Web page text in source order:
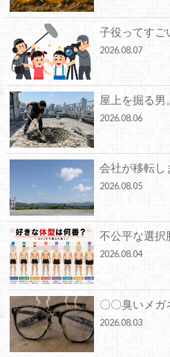
子役ってすご
2026.08.07
屋上を掘る男。
2026.08.06
会社が移転し
2026.08.05
不公平な選択
2026.08.04
〇〇臭いメガ
2026.08.03